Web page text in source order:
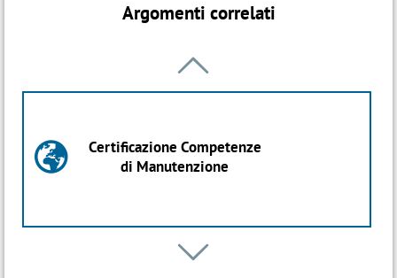
Progettista macchine e impianti 4.0
Argomenti correlati


Certificazione Competenze
di Manutenzione
